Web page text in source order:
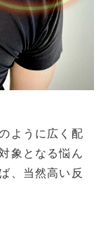
ように広く配
象となる悩ん
、当然高い反